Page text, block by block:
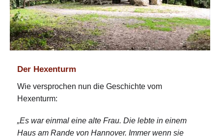
Der Hexenturm
Wie versprochen nun die Geschichte vom
Hexenturm:
„Es war einmal eine alte Frau. Die lebte in einem
Haus am Rande von Hannover. Immer wenn sie